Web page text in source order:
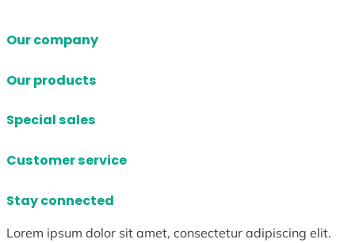
Our company
Our products
Special sales
Customer service
Stay connected
Lorem ipsum dolor sit amet, consectetur adipiscing elit.